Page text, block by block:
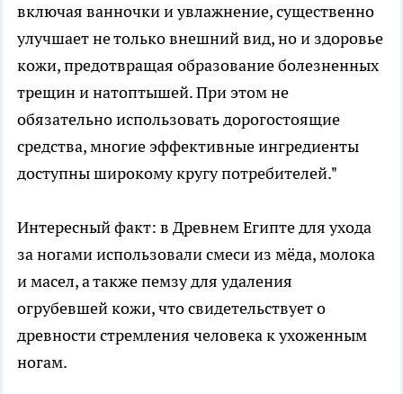
включая ванночки и увлажнение, существенно
улучшает не только внешний вид, но и здоровье
кожи, предотвращая образование болезненных
трещин и натоптышей. При этом не
обязательно использовать дорогостоящие
средства, многие эффективные ингредиенты
доступны широкому кругу потребителей."
Интересный факт: в Древнем Египте для ухода
за ногами использовали смеси из мёда, молока
и масел, а также пемзу для удаления
огрубевшей кожи, что свидетельствует о
древности стремления человека к ухоженным
ногам.